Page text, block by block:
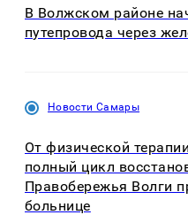
В Волжском районе
путепровода через
Новости Самары
От физической
полный цикл
Правобережья Волги
больнице